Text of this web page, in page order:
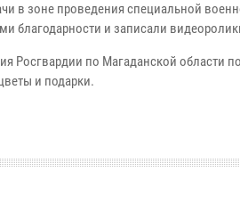
в зоне проведения специальной
благодарности и записали
Росгвардии по Магаданской области
и подарки.